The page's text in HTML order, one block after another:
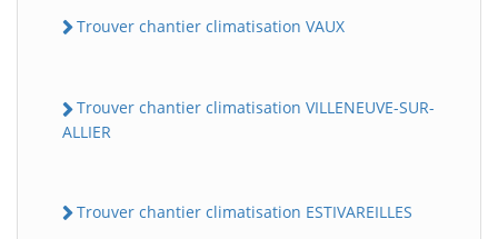
Trouver chantier climatisation VAUX
Trouver chantier climatisation VILLENEUVE-SUR-
ALLIER
Trouver chantier climatisation ESTIVAREILLES